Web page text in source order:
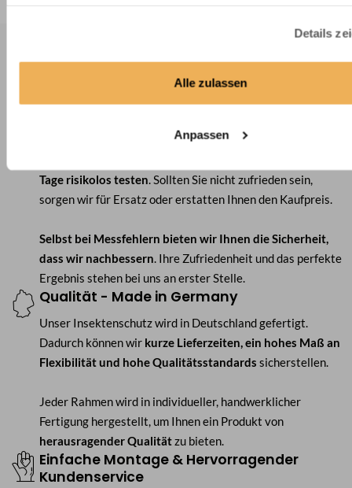
Details
Alle zulassen
Anpassen
Unser Insektenschutz Versprechen
Über 50.000 Kunden vertrauen auf Deine-
Massanfertigung.de
Wir nehmen Ihnen das Risiko beim Kauf nach Maß:
Tage risikolos testen. Sollten Sie nicht zufrieden sein,
sorgen wir für Ersatz oder erstatten Ihnen den Kaufpreis.
Selbst bei Messfehlern bieten wir Ihnen die Sicherheit,
dass wir nachbessern. Ihre Zufriedenheit und das perfekte
Ergebnis stehen bei uns an erster Stelle.
Qualität - Made in Germany
Unser Insektenschutz wird in Deutschland gefertigt.
Dadurch können wir kurze Lieferzeiten, ein hohes Maß an
Flexibilität und hohe Qualitätsstandards sicherstellen.
Jeder Rahmen wird in individueller, handwerklicher
Fertigung hergestellt, um Ihnen ein Produkt von
herausragender Qualitätzu bieten.
Einfache Montage & Hervorragender
Kundenservice